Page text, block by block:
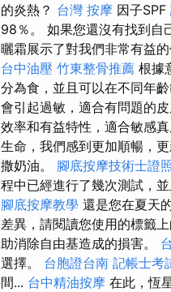
的炎熱？ 台灣 按摩 因子SPF
98％。 如果您還沒有找到自
曬霜展示了對我們非常有益
台中油壓 竹東整骨推薦 根據
分為食，並且可以在不同年齡
會引起過敏，適合有問題的皮
效率和有益特性，適合敏感
生命，我們感到更加順暢，更
撒奶油。 腳底按摩技術士證
程中已經進行了幾次測試，
腳底按摩教學 還是您在夏天
差異，請閱讀您使用的標籤
助消除自由基造成的損害。
選擇。 台胞證台南 記帳士考
間... 台中精油按摩 在此，恆